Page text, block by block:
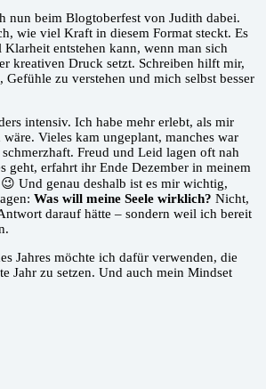
nun beim Blogtoberfest von Judith dabei.
wie viel Kraft in diesem Format steckt. Es
entstehen kann, wenn man sich
kreativen Druck setzt. Schreiben hilft mir,
Gefühle zu verstehen und mich selbst besser
intensiv. Ich habe mehr erlebt, als mir
Vieles kam ungeplant, manches war
Freud und Leid lagen oft nah
geht, erfahrt ihr Ende Dezember in meinem
Und genau deshalb ist es mir wichtig,
Was will meine Seele wirklich? Nicht,
darauf hätte – sondern weil ich bereit
Jahres möchte ich dafür verwenden, die
Jahr zu setzen. Und auch mein Mindset